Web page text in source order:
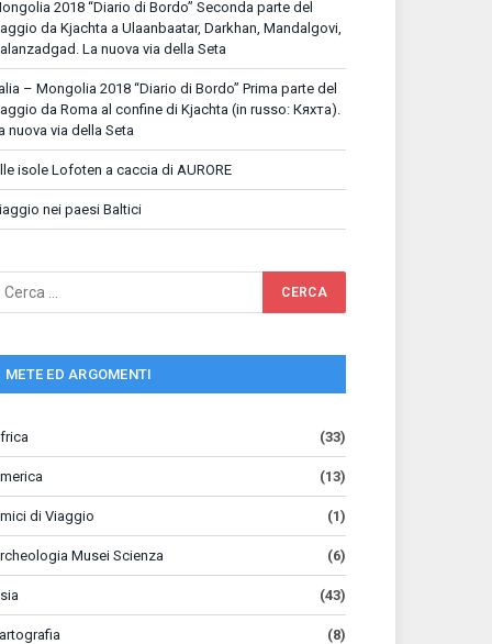
2018 “Diario di Bordo” Seconda parte del
da Kjachta a Ulaanbaatar, Darkhan, Mandalgovi,
La nuova via della Seta
– Mongolia 2018 “Diario di Bordo” Prima parte del
da Roma al confine di Kjachta (in russo: Кяхта).
nuova via della Seta
isole Lofoten a caccia di AURORE
nei paesi Baltici
METE ED ARGOMENTI
(33)
(13)
di Viaggio (1)
Musei Scienza (6)
(43)
(8)